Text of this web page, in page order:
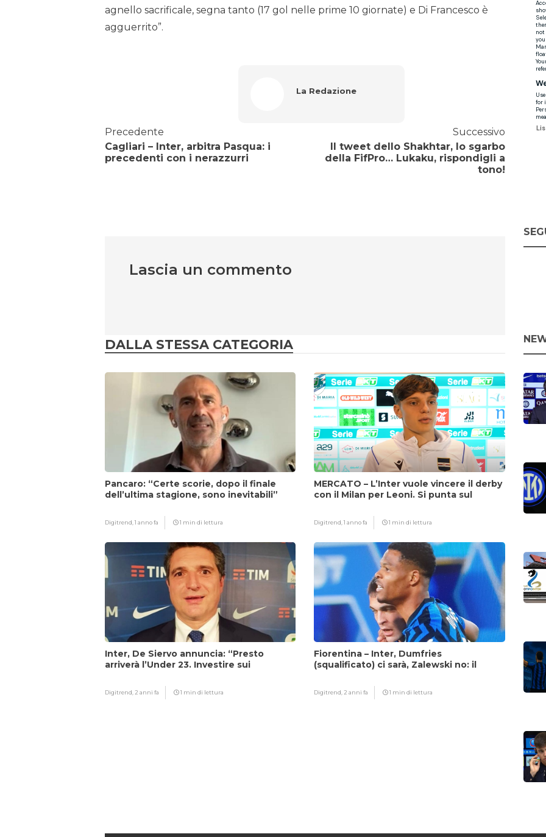
agnello sacrificale, segna tanto (17 gol nelle prime 10 giornate) e Di Francesco è
agguerrito”.
La Redazione
Precedente
Cagliari – Inter, arbitra Pasqua: i
precedenti con i nerazzurri
Successivo
Il tweet dello Shakhtar, lo sgarbo
della FifPro… Lukaku, rispondigli a
tono!
Lascia un commento
DALLA STESSA CATEGORIA
Pancaro: “Certe scorie, dopo il finale
dell’ultima stagione, sono inevitabili”
Digitrend,1 anno fa 1 min di lettura
MERCATO – L’Inter vuole vincere il derby
con il Milan per Leoni. Si punta sul
Digitrend,1 anno fa 1 min di lettura
Inter, De Siervo annuncia: “Presto
arriverà l’Under 23. Investire sui
Digitrend,2 anni fa 1 min di lettura
Fiorentina – Inter, Dumfries
(squalificato) ci sarà, Zalewski no: il
Digitrend,2 anni fa 1 min di lettura